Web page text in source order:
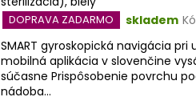
DOPRAVA ZADARMO skladem
SMART gyroskopická navigácia
mobilná aplikácia v slovenčine
súčasne Prispôsobenie povrchu
nádoba...